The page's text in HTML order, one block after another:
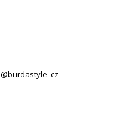
@burdastyle_cz